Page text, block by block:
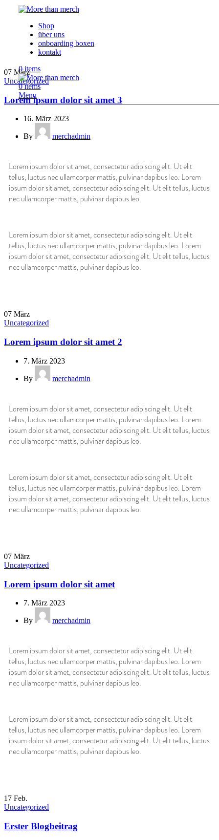
Shop
über uns
onboarding boxen
kontakt
0items
0items
Menu
07 März
Uncategorized
Lorem ipsum dolor sit amet 3
16. März 2023
By merchadmin
Lorem ipsum dolor sit amet, consectetur adipiscing elit. Ut elit
tellus, luctus nec ullamcorper mattis, pulvinar dapibus leo. Lorem
ipsum dolor sit amet, consectetur adipiscing elit. Ut elit tellus, luctus
nec ullamcorper mattis, pulvinar dapibus leo.
Lorem ipsum dolor sit amet, consectetur adipiscing elit. Ut elit
tellus, luctus nec ullamcorper mattis, pulvinar dapibus leo. Lorem
ipsum dolor sit amet, consectetur adipiscing elit. Ut elit tellus, luctus
nec ullamcorper mattis, pulvinar dapibus leo.
07 März
Uncategorized
Lorem ipsum dolor sit amet 2
7. März 2023
By merchadmin
Lorem ipsum dolor sit amet, consectetur adipiscing elit. Ut elit
tellus, luctus nec ullamcorper mattis, pulvinar dapibus leo. Lorem
ipsum dolor sit amet, consectetur adipiscing elit. Ut elit tellus, luctus
nec ullamcorper mattis, pulvinar dapibus leo.
Lorem ipsum dolor sit amet, consectetur adipiscing elit. Ut elit
tellus, luctus nec ullamcorper mattis, pulvinar dapibus leo. Lorem
ipsum dolor sit amet, consectetur adipiscing elit. Ut elit tellus, luctus
nec ullamcorper mattis, pulvinar dapibus leo.
07 März
Uncategorized
Lorem ipsum dolor sit amet
7. März 2023
By merchadmin
Lorem ipsum dolor sit amet, consectetur adipiscing elit. Ut elit
tellus, luctus nec ullamcorper mattis, pulvinar dapibus leo. Lorem
ipsum dolor sit amet, consectetur adipiscing elit. Ut elit tellus, luctus
nec ullamcorper mattis, pulvinar dapibus leo.
Lorem ipsum dolor sit amet, consectetur adipiscing elit. Ut elit
tellus, luctus nec ullamcorper mattis, pulvinar dapibus leo. Lorem
ipsum dolor sit amet, consectetur adipiscing elit. Ut elit tellus, luctus
nec ullamcorper mattis, pulvinar dapibus leo.
17 Feb.
Uncategorized
Erster Blogbeitrag